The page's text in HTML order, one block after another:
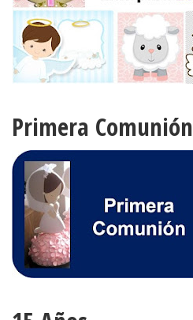
Primera Comunión